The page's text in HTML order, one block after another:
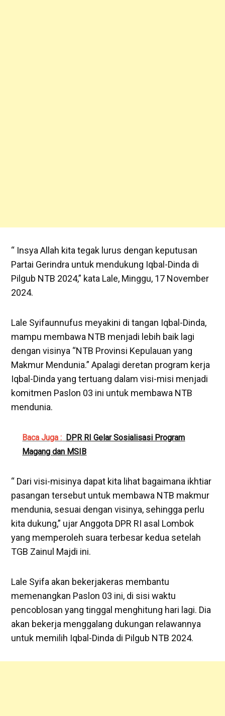
“ Insya Allah kita tegak lurus dengan keputusan
Partai Gerindra untuk mendukung Iqbal-Dinda di
Pilgub NTB 2024,” kata Lale, Minggu, 17 November
2024.
Lale Syifaunnufus meyakini di tangan Iqbal-Dinda,
mampu membawa NTB menjadi lebih baik lagi
dengan visinya “NTB Provinsi Kepulauan yang
Makmur Mendunia.” Apalagi deretan program kerja
Iqbal-Dinda yang tertuang dalam visi-misi menjadi
komitmen Paslon 03 ini untuk membawa NTB
mendunia.
Baca Juga : DPR RI Gelar Sosialisasi Program
Magang dan MSIB
“ Dari visi-misinya dapat kita lihat bagaimana ikhtiar
pasangan tersebut untuk membawa NTB makmur
mendunia, sesuai dengan visinya, sehingga perlu
kita dukung,” ujar Anggota DPR RI asal Lombok
yang memperoleh suara terbesar kedua setelah
TGB Zainul Majdi ini.
Lale Syifa akan bekerjakeras membantu
memenangkan Paslon 03 ini, di sisi waktu
pencoblosan yang tinggal menghitung hari lagi. Dia
akan bekerja menggalang dukungan relawannya
untuk memilih Iqbal-Dinda di Pilgub NTB 2024.